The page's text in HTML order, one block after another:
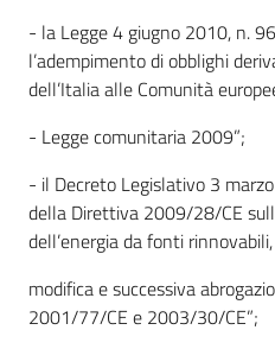
- la Legge 4 giugno 2010, n.
l’adempimento di obblighi
dell’Italia alle Comunità
- Legge comunitaria 2009”;
- il Decreto Legislativo 3
della Direttiva 2009/28/CE
dell’energia da fonti
modifica e successiva
2001/77/CE e 2003/30/CE”;